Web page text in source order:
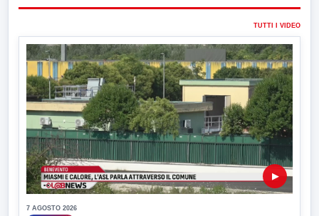
TUTTI I VIDEO
▶
7 AGOSTO 2026